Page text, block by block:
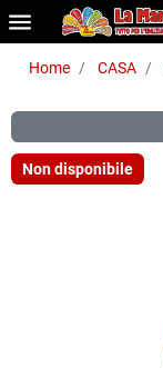
menu
Home CASA
Non disponibile